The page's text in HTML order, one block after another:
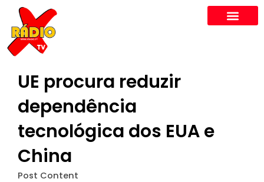
content
UE procura reduzir
dependência
tecnológica dos EUA e
China
Post Content